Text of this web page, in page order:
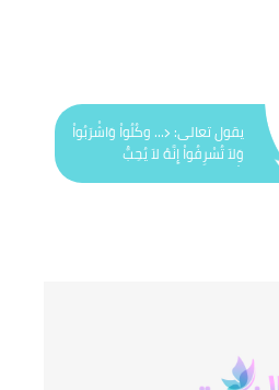
يقول تعالى: ﴿... وكُلُواْ وَاشْرَبُواْ
وَلاَ تُسْرِفُواْ إِنَّهُ لاَ يُحِبُّ
الْمُسْرِفِينَ﴾